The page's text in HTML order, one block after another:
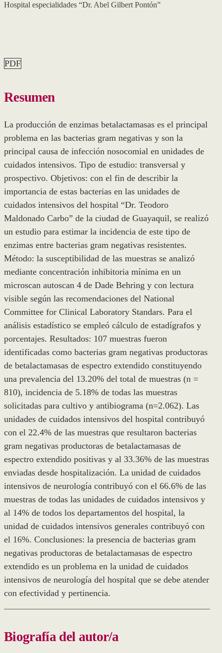
Hospital especialidades “Dr. Abel Gilbert Pontón”
PDF
Resumen
La producción de enzimas betalactamasas es el principal
problema en las bacterias gram negativas y son la
principal causa de infección nosocomial en unidades de
cuidados intensivos. Tipo de estudio: transversal y
prospectivo. Objetivos: con el fin de describir la
importancia de estas bacterias en las unidades de
cuidados intensivos del hospital “Dr. Teodoro
Maldonado Carbo” de la ciudad de Guayaquil, se realizó
un estudio para estimar la incidencia de este tipo de
enzimas entre bacterias gram negativas resistentes.
Método: la susceptibilidad de las muestras se analizó
mediante concentración inhibitoria mínima en un
microscan autoscan 4 de Dade Behring y con lectura
visible según las recomendaciones del National
Committee for Clinical Laboratory Standars. Para el
análisis estadístico se empleó cálculo de estadígrafos y
porcentajes. Resultados: 107 muestras fueron
identificadas como bacterias gram negativas productoras
de betalactamasas de espectro extendido constituyendo
una prevalencia del 13.20% del total de muestras (n =
810), incidencia de 5.18% de todas las muestras
solicitadas para cultivo y antibiograma (n=2.062). Las
unidades de cuidados intensivos del hospital contribuyó
con el 22.4% de las muestras que resultaron bacterias
gram negativas productoras de betalactamasas de
espectro extendido positivas y al 33.36% de las muestras
enviadas desde hospitalización. La unidad de cuidados
intensivos de neurología contribuyó con el 66.6% de las
muestras de todas las unidades de cuidados intensivos y
al 14% de todos los departamentos del hospital, la
unidad de cuidados intensivos generales contribuyó con
el 16%. Conclusiones: la presencia de bacterias gram
negativas productoras de betalactamasas de espectro
extendido es un problema en la unidad de cuidados
intensivos de neurología del hospital que se debe atender
con efectividad y pertinencia.
Biografía del autor/a